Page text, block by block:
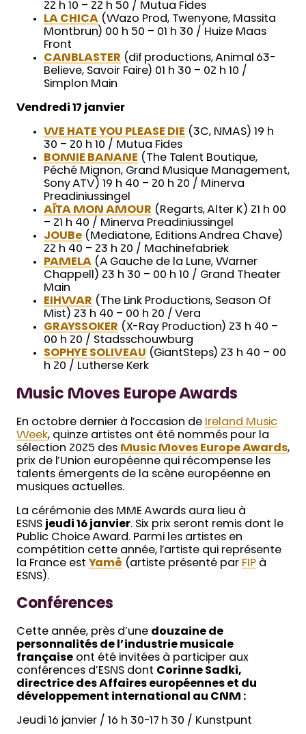
22 h 10 – 22 h 50 / Mutua Fides
LA CHICA (Wazo Prod, Twenyone, Massita
Montbrun) 00 h 50 – 01 h 30 / Huize Maas
Front
CANBLASTER (dif productions, Animal 63-
Believe, Savoir Faire) 01 h 30 – 02 h 10 /
Simplon Main
Vendredi 17 janvier
WE HATE YOU PLEASE DIE (3C, NMAS) 19 h
30 – 20 h 10 / Mutua Fides
BONNIE BANANE (The Talent Boutique,
Péché Mignon, Grand Musique Management,
Sony ATV) 19 h 40 – 20 h 20 / Minerva
Preadiniussingel
AÏTA MON AMOUR (Regarts, Alter K) 21 h 00
– 21 h 40 / Minerva Preadiniussingel
JOUBe (Mediatone, Editions Andrea Chave)
22 h 40 – 23 h 20 / Machinefabriek
PAMELA (A Gauche de la Lune, Warner
Chappell) 23 h 30 – 00 h 10 / Grand Theater
Main
EIHWAR (The Link Productions, Season Of
Mist) 23 h 40 – 00 h 20 / Vera
GRAYSSOKER (X-Ray Production) 23 h 40 –
00 h 20 / Stadsschouwburg
SOPHYE SOLIVEAU (GiantSteps) 23 h 40 – 00
h 20 / Lutherse Kerk
Music Moves Europe Awards
En octobre dernier à l’occasion de Ireland Music
Week, quinze artistes ont été nommés pour la
sélection 2025 des Music Moves Europe Awards,
prix de l’Union européenne qui récompense les
talents émergents de la scène européenne en
musiques actuelles.
La cérémonie des MME Awards aura lieu à
ESNS jeudi 16 janvier. Six prix seront remis dont le
Public Choice Award. Parmi les artistes en
compétition cette année, l’artiste qui représente
la France est Yamê (artiste présenté par FIP à
ESNS).
Conférences
Cette année, près d’une douzaine de
personnalités de l’industrie musicale
française ont été invitées à participer aux
conférences d’ESNS dont Corinne Sadki,
directrice des Affaires européennes et du
développement international au CNM :
Jeudi 16 janvier / 16 h 30-17 h 30 / Kunstpunt